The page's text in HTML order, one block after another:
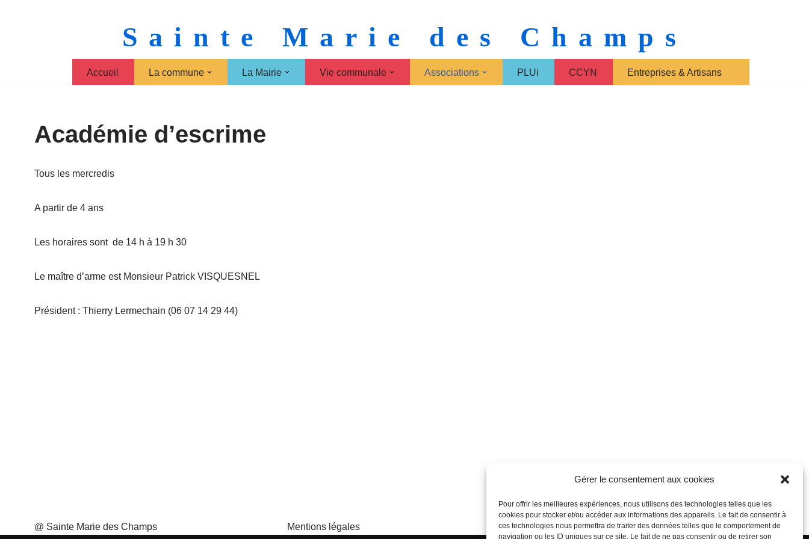
Gérer le consentement aux cookies
Pour offrir les meilleures expériences, nous utilisons des technologies telles que les
cookies pour stocker et/ou accéder aux informations des appareils. Le fait de consentir à
ces technologies nous permettra de traiter des données telles que le comportement de
navigation ou les ID uniques sur ce site. Le fait de ne pas consentir ou de retirer son
Sainte Marie des Champs
Accueil La commune La Mairie Vie communale Associations PLUi CCYN Entreprises & Artisans
Académie d’escrime
Tous les mercredis
A partir de 4 ans
Les horaires sont de 14 h à 19 h 30
Le maître d’arme est Monsieur Patrick VISQUESNEL
Président : Thierry Lermechain (06 07 14 29 44)
@ Sainte Marie des Champs Mentions légales propulsé par Tambour de Ville avec Wordpress.